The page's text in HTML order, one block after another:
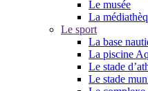
Le musée
La
Le sport
La base
La piscine
Le stade
Le stade